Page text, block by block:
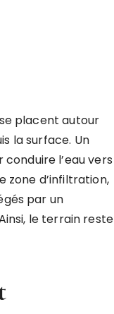
placent autour
la surface. Un
l’eau vers
zone d’infiltration,
par un
le terrain reste